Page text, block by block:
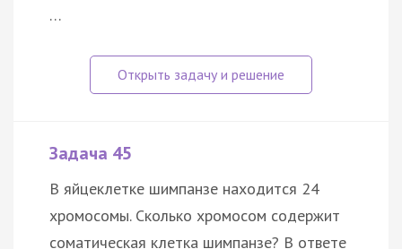
…
Задача 45
В яйцеклетке шимпанзе находится 24
хромосомы. Сколько хромосом содержит
соматическая клетка шимпанзе? В ответе